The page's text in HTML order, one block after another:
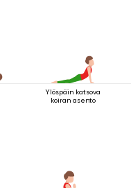
Ylöspäin katsova
koiran asento